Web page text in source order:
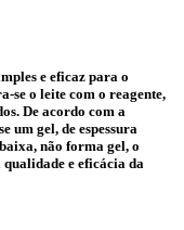
e eficaz para o
se o leite com o reagente,
De acordo com a
um gel, de espessura
não forma gel, o
e eficácia da